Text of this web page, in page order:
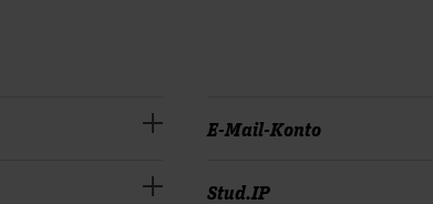
E-Mail-Konto
Ihre vollständige E-Mail-
Stud.IP